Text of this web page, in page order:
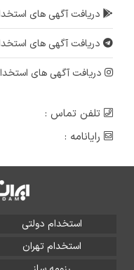
دریافت آگهی های
دریافت آگهی های
دریافت آگهی های
تلفن تماس :
رایانامه :
استخدام دولتی
استخدام تهران